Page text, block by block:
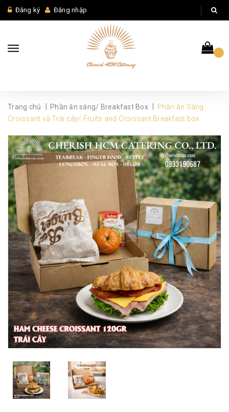
Đăng ký Đăng nhập
Trang chủ Phần ăn sáng/ Breakfast Box
Phần ăn Sáng
Croissant và Trái cây/ Fruits and Croissant Breakfast box